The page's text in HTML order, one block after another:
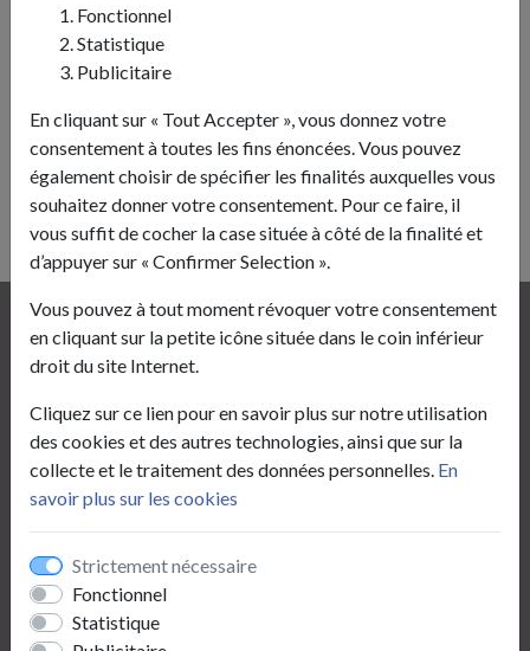
Fonctionnel
Statistique
Publicitaire
En cliquant sur « Tout Accepter », vous donnez votre
consentement à toutes les fins énoncées. Vous pouvez
également choisir de spécifier les finalités auxquelles vous
souhaitez donner votre consentement. Pour ce faire, il
vous suffit de cocher la case située à côté de la finalité et
d’appuyer sur « Confirmer Selection ».
Vous pouvez à tout moment révoquer votre consentement
en cliquant sur la petite icône située dans le coin inférieur
droit du site Internet.
Cliquez sur ce lien pour en savoir plus sur notre utilisation
des cookies et des autres technologies, ainsi que sur la
collecte et le traitement des données personnelles. En
savoir plus sur les cookies
Strictement nécessaire
Fonctionnel
Statistique
Ludovic JOCAILLE
Christian LEFRANC
Retour à la page précédente
Mairie de Sains-Richaumont
1, Place de l’Hôtel de Ville
02120 Sains-Richaumont
03 23 60 91 28
mairie.sains-richaumont@wanadoo.fr
Horaires
Horaires du secrétariat de mairie (état civil,
urbanisme, location de salles…)
- Du lundi au vendredi de 8h30 à 11h30